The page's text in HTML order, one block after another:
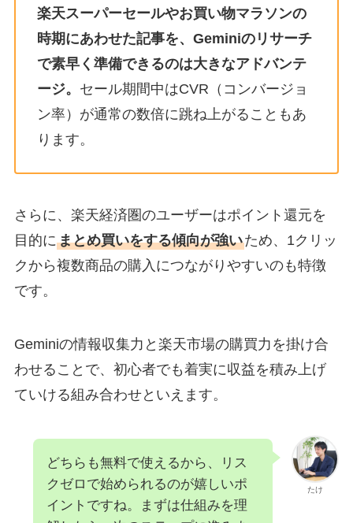
楽天スーパーセールやお買い物マラソンの
時期にあわせた記事を、Geminiのリサーチ
で素早く準備できるのは大きなアドバンテ
ージ。 セール期間中はCVR（コンバージョ
ン率）が通常の数倍に跳ね上がることもあ
ります。
さらに、楽天経済圏のユーザーはポイント還元を
目的にまとめ買いをする傾向が強いため、1クリッ
クから複数商品の購入につながりやすいのも特徴
です。
Geminiの情報収集力と楽天市場の購買力を掛け合
わせることで、初心者でも着実に収益を積み上げ
ていける組み合わせといえます。
たけ
どちらも無料で使えるから、リス
クゼロで始められるのが嬉しいポ
イントですね。まずは仕組みを理